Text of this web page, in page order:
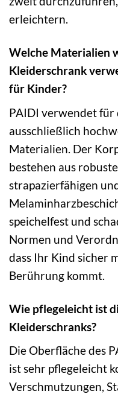
erleichtern.
Welche Materialien
Kleiderschrank
für Kinder?
PAIDI verwendet für
ausschließlich
Materialien. Der
bestehen aus
strapazierfähigen
speichelfest und
Normen und
dass Ihr Kind sicher
Berührung kommt.
Wie pflegeleicht ist
Kleiderschranks?
Die Oberfläche des
ist sehr pflegeleicht
Verschmutzungen,